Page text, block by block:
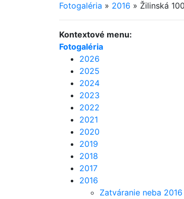
Fotogaléria » 2016 » Žilinská
Kontextové menu:
Fotogaléria
2026
2025
2024
2023
2022
2021
2020
2019
2018
2017
2016
Zatváranie neba 2016